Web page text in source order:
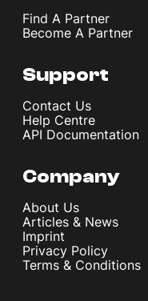
Find A Partner
Become A Partner
Support
Contact Us
Help Centre
API Documentation
Company
About Us
Articles & News
Imprint
Privacy Policy
Terms & Conditions